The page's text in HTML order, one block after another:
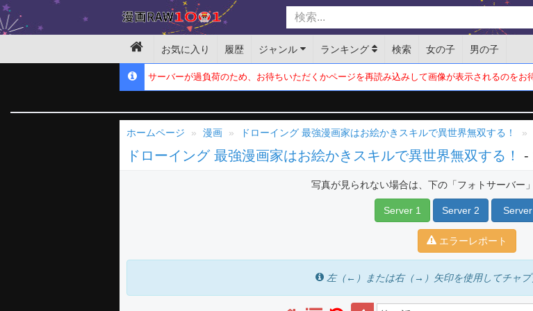
お気に入り 履歴 ジャンル ランキング 検索 女の子 男の子
サーバーが過負荷のため、お待ちいただくかページを再読み込みして画像が表示されるのをお
ホームページ 漫画 ドローイング 最強漫画家はお絵かきスキルで異世界無双する！
ドローイング 最強漫画家はお絵かきスキルで異世界無双する！ -
写真が見られない場合は、下の「フォトサーバー
Server 1 Server 2
エラーレポート
左（←）または右（→）矢印を使用してチャプ